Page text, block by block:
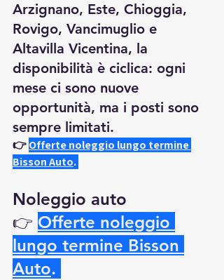
Arzignano, Este, Chioggia,
Rovigo, Vancimuglio e
Altavilla Vicentina, la
disponibilità è ciclica: ogni
mese ci sono nuove
opportunità, ma i posti sono
sempre limitati.
👉Offerte noleggio lungo termine
Bisson Auto.
Noleggio auto
👉 Offerte noleggio
lungo termine Bisson
Auto.